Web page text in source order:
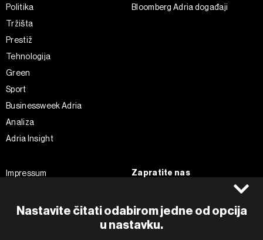
Nastavite čitati odabirom jedne od opcija
u nastavku.
Politika
Tržišta
Prestiž
Tehnologija
Green
Sport
Businessweek Adria
Analiza
Adria Insight
Bloomberg Adria događaji
Impressum
Pravila privatnosti
Zapratite nas
Instagram
Twitter